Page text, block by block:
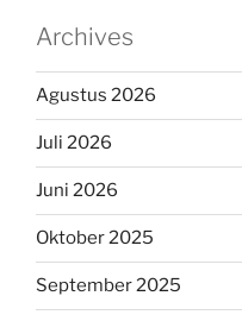
Archives
Agustus 2026
Juli 2026
Juni 2026
Oktober 2025
September 2025